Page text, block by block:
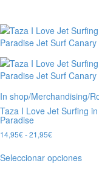
In shop/Merchandising/
Taza I Love Jet Surfing in
Paradise
14,95€-21,95€
Seleccionar opciones